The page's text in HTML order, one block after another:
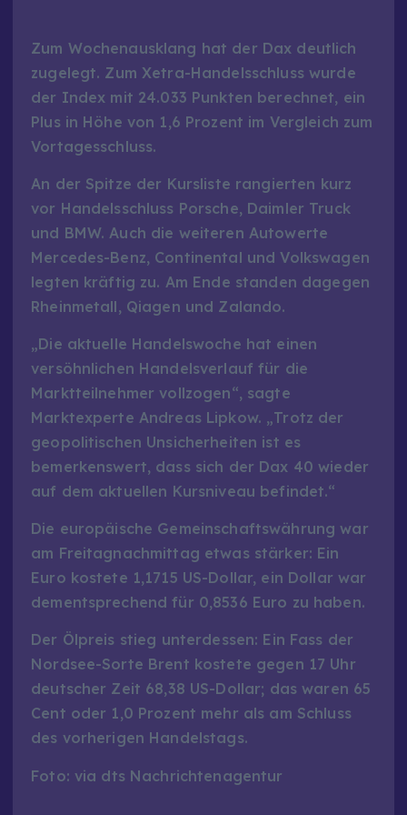
Zum Wochenausklang hat der Dax deutlich
zugelegt. Zum Xetra-Handelsschluss wurde
der Index mit 24.033 Punkten berechnet, ein
Plus in Höhe von 1,6 Prozent im Vergleich zum
Vortagesschluss.
An der Spitze der Kursliste rangierten kurz
vor Handelsschluss Porsche, Daimler Truck
und BMW. Auch die weiteren Autowerte
Mercedes-Benz, Continental und Volkswagen
legten kräftig zu. Am Ende standen dagegen
Rheinmetall, Qiagen und Zalando.
„Die aktuelle Handelswoche hat einen
versöhnlichen Handelsverlauf für die
Marktteilnehmer vollzogen“, sagte
Marktexperte Andreas Lipkow. „Trotz der
geopolitischen Unsicherheiten ist es
bemerkenswert, dass sich der Dax 40 wieder
auf dem aktuellen Kursniveau befindet.“
Die europäische Gemeinschaftswährung war
am Freitagnachmittag etwas stärker: Ein
Euro kostete 1,1715 US-Dollar, ein Dollar war
dementsprechend für 0,8536 Euro zu haben.
Der Ölpreis stieg unterdessen: Ein Fass der
Nordsee-Sorte Brent kostete gegen 17 Uhr
deutscher Zeit 68,38 US-Dollar; das waren 65
Cent oder 1,0 Prozent mehr als am Schluss
des vorherigen Handelstags.
Foto: via dts Nachrichtenagentur